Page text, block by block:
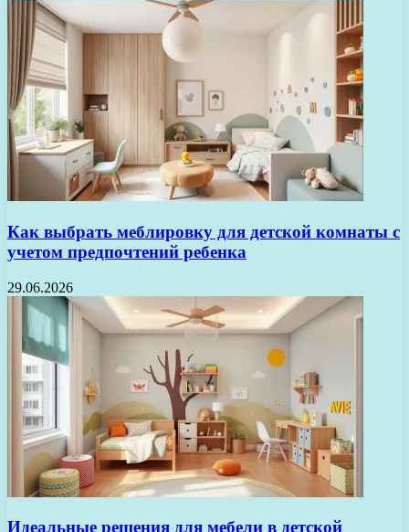
Как выбрать меблировку для детской комнаты с
учетом предпочтений ребенка
29.06.2026
Идеальные решения для мебели в детской